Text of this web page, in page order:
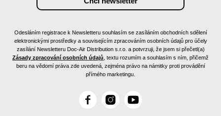
Odesláním registrace k Newsletteru souhlasím se zasíláním obchodních sdělení
elektronickými prostředky a souvisejícím zpracováním osobních údajů pro účely
zasílání Newsletteru Doc-Air Distribution s.r.o. a potvrzuji, že jsem si přečetl(a)
Zásady zpracování osobních údajů , textu rozumím a souhlasím s ním, přičemž
beru na vědomí práva zde uvedená, zejména právo na námitky proti provádění
přímého marketingu.
F
I
Y